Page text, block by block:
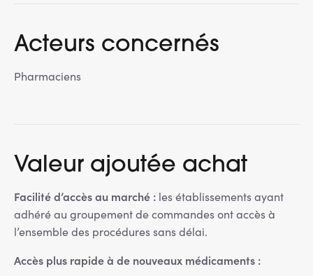
Acteurs concernés
Pharmaciens
Valeur ajoutée achat
Facilité d’accès au marché : les établissements ayant
adhéré au groupement de commandes ont accès à
l’ensemble des procédures sans délai.
Accès plus rapide à de nouveaux médicaments :